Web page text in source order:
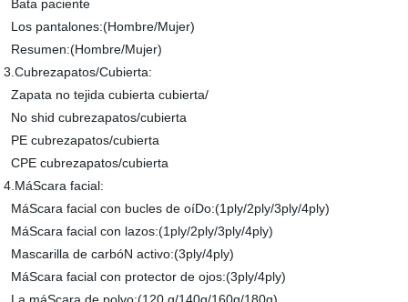
Bata paciente
Los pantalones:(Hombre/Mujer)
Resumen:(Hombre/Mujer)
3.Cubrezapatos/Cubierta:
Zapata no tejida cubierta cubierta/
No shid cubrezapatos/cubierta
PE cubrezapatos/cubierta
CPE cubrezapatos/cubierta
4.MáScara facial:
MáScara facial con bucles de oíDo:(1ply/2ply/3ply/4ply)
MáScara facial con lazos:(1ply/2ply/3ply/4ply)
Mascarilla de carbóN activo:(3ply/4ply)
MáScara facial con protector de ojos:(3ply/4ply)